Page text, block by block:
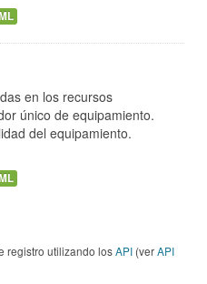
en los recursos
único de equipamiento.
del equipamiento.
registro utilizando losAPI (verAPI